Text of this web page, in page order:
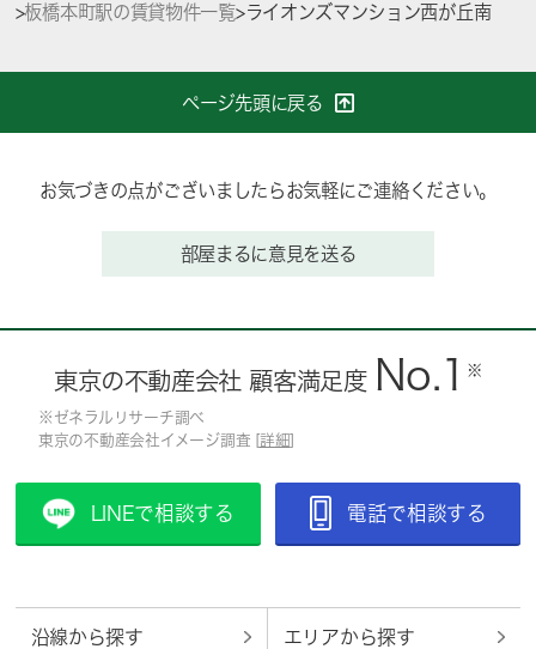
>板橋本町駅の賃貸物件一覧>ライオンズマンション西が丘南
ページ先頭に戻る
お気づきの点がございましたらお気軽にご連絡ください。
部屋まるに意見を送る
東京の不動産会社 顧客満足度 No.1 ※
※ゼネラルリサーチ調べ
東京の不動産会社イメージ調査 [ 詳細
LINEで相談する 電話で相談する
沿線から探す エリアから探す